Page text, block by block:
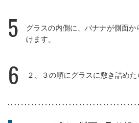
5
グラスの内側に、バナナが側面
けます。
6 ２、３の順にグラスに敷き詰めた